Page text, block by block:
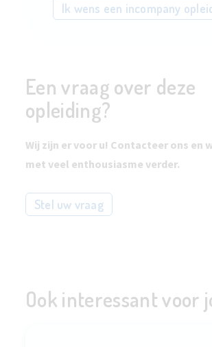
Ik wens een incompany
Een vraag over deze
opleiding?
Wij zijn er voor u! Contacteer ons en
met veel enthousiasme verder.
Stel uw vraag
Ook interessant voor